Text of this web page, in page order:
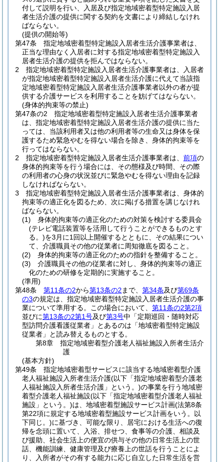
付して説明を行い、入居及び指定地域密着型特定施設入居
者生活介護の提供に関する契約を文書により締結しなけれ
ばならない。
(提供の開始等)
第47条
指定地域密着型特定施設入居者生活介護事業者は、
正当な理由なく入居者に対する指定地域密着型特定施設入
居者生活介護の提供を拒んではならない。
2
指定地域密着型特定施設入居者生活介護事業者は、入居者
が指定地域密着型特定施設入居者生活介護に代えて当該指
定地域密着型特定施設入居者生活介護事業者以外の者が提
供する介護サービスを利用することを妨げてはならない。
(身体的拘束等の禁止)
第47条の2
指定地域密着型特定施設入居者生活介護事業者
は、指定地域密着型特定施設入居者生活介護の提供に当た
っては、当該利用者又は他の利用者等の生命又は身体を保
護するため緊急やむを得ない場合を除き、身体的拘束等を
行ってはならない。
2
指定地域密着型特定施設入居者生活介護事業者は、 前項の
身体的拘束等を行う場合には、その態様及び時間、その際
の利用者の心身の状況並びに緊急やむを得ない理由を記録
しなければならない。
3
指定地域密着型特定施設入居者生活介護事業者は、身体的
拘束等の適正化を図るため、次に掲げる措置を講じなけれ
ばならない。
(1)
身体的拘束等の適正化のための対策を検討する委員会
(テレビ電話装置等を活用して行うことができるものとす
る。)を3月に1回以上開催するとともに、その結果につい
て、介護職員その他の従業者に周知徹底を図ること。
(2)
身体的拘束等の適正化のための指針を整備すること。
(3)
介護職員その他の従業者に対し、身体的拘束等の適正
化のための研修を定期的に実施すること。
(準用)
第48条
第11条の2から第13条の2 まで、 第34条及び第69条
の3の規定は、指定地域密着型特定施設入居者生活介護の事
業について準用する。
この場合において、 第11条の2第2項
並びに第13条の2第1号及び第3号中「定期巡回・随時対応
型訪問介護看護従業者」とあるのは「地域密着型特定施設
従業者」と読み替えるものとする。
第8章
指定地域密着型介護老人福祉施設入所者生活介
護
(基本方針)
第49条
指定地域密着型サービスに該当する地域密着型介護
老人福祉施設入所者生活介護(以下「指定地域密着型介護老
人福祉施設入所者生活介護」という。)の事業を行う地域密
着型介護老人福祉施設(以下「指定地域密着型介護老人福祉
施設」という。)は、地域密着型施設サービス計画(法第8条
第22項に規定する地域密着型施設サービス計画をいう。以
下同じ。)に基づき、可能な限り、居宅における生活への復
帰を念頭に置いて、入浴、排せつ、食事等の介護、相談及
び援助、社会生活上の便宜の供与その他の日常生活上の世
話、機能訓練、健康管理及び療養上の世話を行うことによ
り、入所者がその有する能力に応じ自立した日常生活を営